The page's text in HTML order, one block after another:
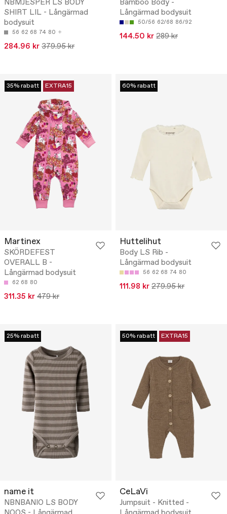
NBMJESPER LS BODY
SHIRT LIL - Långärmad
bodysuit
56 62 68 74 80
284.96 kr 379.95 kr
Bamboo Body -
Långärmad bodysuit
50/56 62/68 86/92
144.50 kr 289 kr
35% rabatt EXTRA15
Martinex
SKÖRDEFEST
OVERALL B -
Långärmad bodysuit
62 68 80
311.35 kr 479 kr
60% rabatt
Huttelihut
Body LS Rib -
Långärmad bodysuit
56 62 68 74 80
111.98 kr 279.95 kr
25% rabatt
name it
NBNBANIO LS BODY
50% rabatt EXTRA15
CeLaVi
Jumpsuit - Knitted -